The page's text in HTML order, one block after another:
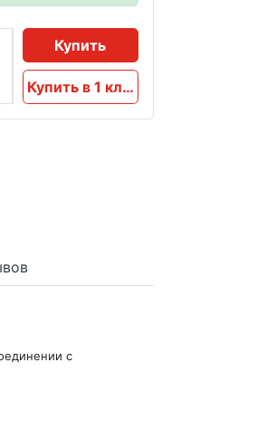
Купить
Купить в 1 клик
с